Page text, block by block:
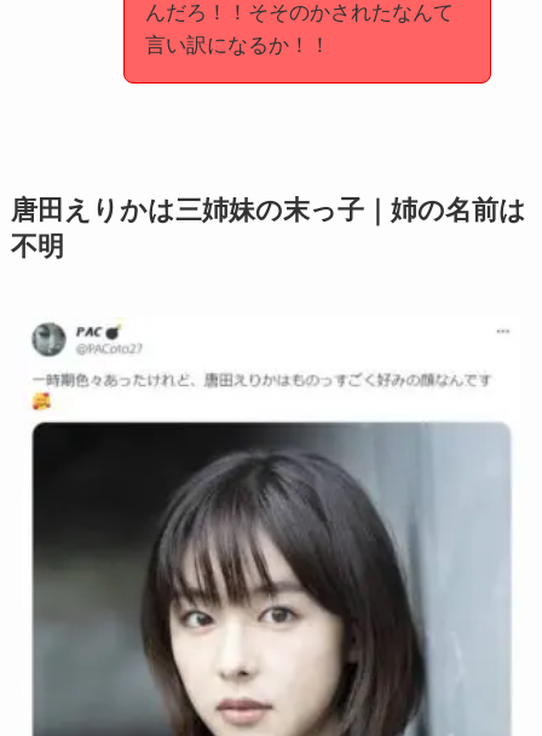
んだろ！！そそのかされたなんて
言い訳になるか！！
唐田えりかは三姉妹の末っ子｜姉の名前は
不明